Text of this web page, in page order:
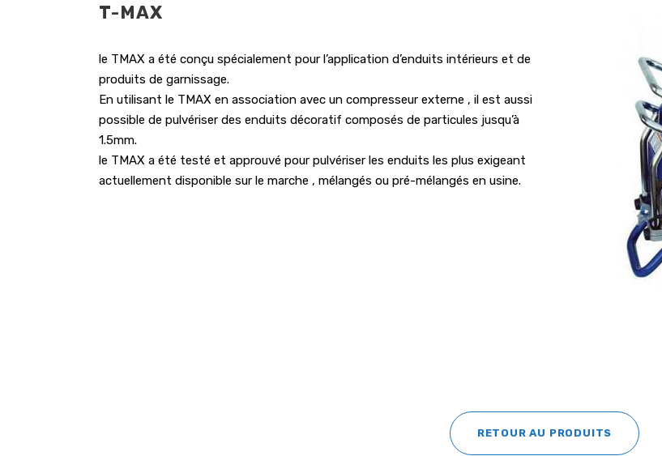
T-MAX
le TMAX a été conçu spécialement pour l’application d’enduits intérieurs et de
produits de garnissage.
En utilisant le TMAX en association avec un compresseur externe , il est aussi
possible de pulvériser des enduits décoratif composés de particules jusqu’à
1.5mm.
le TMAX a été testé et approuvé pour pulvériser les enduits les plus exigeant
actuellement disponible sur le marche , mélangés ou pré-mélangés en usine.
RETOUR AU PRODUITS